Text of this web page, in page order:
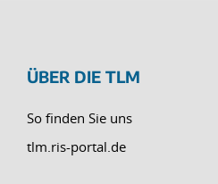
ÜBER DIE TLM
So finden Sie uns
tlm.ris-portal.de